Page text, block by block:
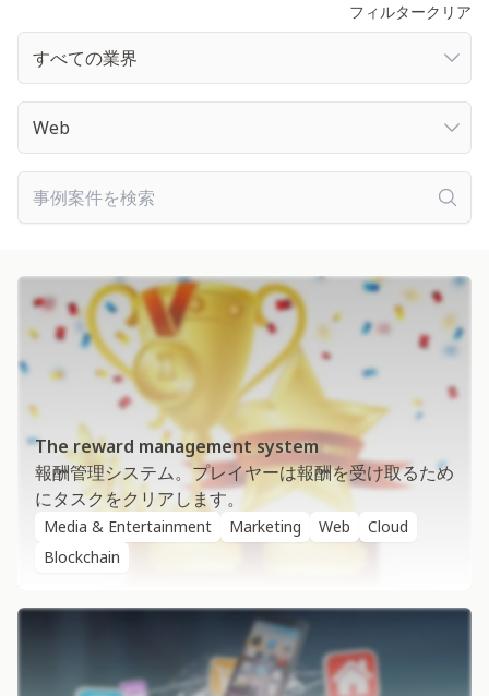
フィルタークリア
すべての業界
Web
事例案件を検索
The reward management system
報酬管理システム。プレイヤーは報酬を受け取るため
にタスクをクリアします。
Media & Entertainment Marketing Web
Cloud
Blockchain